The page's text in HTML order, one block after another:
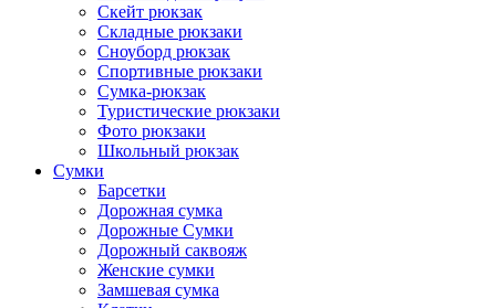
Скейт рюкзак
Складные рюкзаки
Сноуборд рюкзак
Спортивные рюкзаки
Сумка-рюкзак
Туристические рюкзаки
Фото рюкзаки
Школьный рюкзак
Сумки
Барсетки
Дорожная сумка
Дорожные Сумки
Дорожный саквояж
Женские сумки
Замшевая сумка